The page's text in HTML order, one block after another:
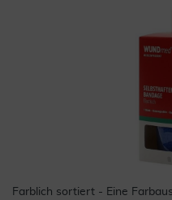
Farblich sortiert - Eine